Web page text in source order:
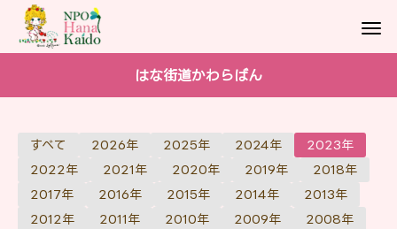
はな街道かわらばん
すべて 2026年 2025年 2024年
2023年
2022年
2021年 2020年 2019年
2018年
2017年
2016年 2015年 2014年
2013年
2012年
2011年 2010年 2009年
2008年